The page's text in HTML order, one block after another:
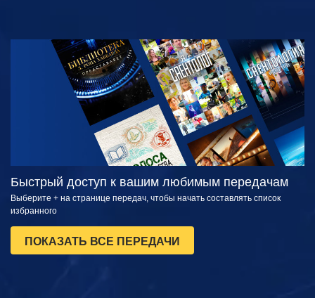
СМОТРЕТЬ
СМОТРЕТЬ
ПЕРЕДАЧИ
Быстрый доступ к вашим любимым передачам
Выберите + на странице передач, чтобы начать составлять список
избранного
ПОКАЗАТЬ ВСЕ ПЕРЕДАЧИ